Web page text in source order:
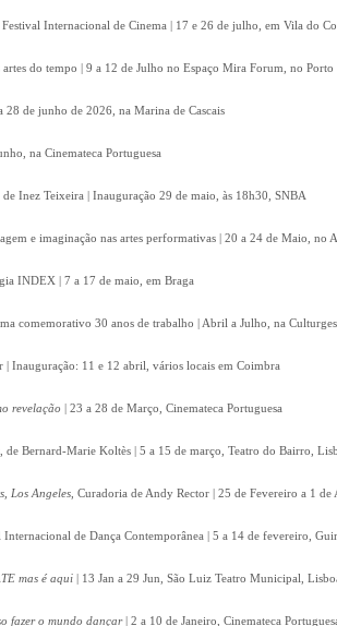
Internacional de Cinema | 17 e 26 de julho, em Vila do
do tempo | 9 a 12 de Julho no Espaço Mira Forum, no Porto
28 de junho de 2026, na Marina de Cascais
na Cinemateca Portuguesa
, de Inez Teixeira | Inauguração 29 de maio, às 18h30, SNBA
e imaginação nas artes performativas | 20 a 24 de Maio, no
INDEX | 7 a 17 de maio, em Braga
comemorativo 30 anos de trabalho | Abril a Julho, na
| Inauguração: 11 e 12 abril, vários locais em Coimbra
revelação | 23 a 28 de Março, Cinemateca Portuguesa
, de Bernard-Marie Koltès | 5 a 15 de março, Teatro do Bairro,
Los Angeles , Curadoria de Andy Rector | 25 de Fevereiro a 1
de Dança Contemporânea | 5 a 14 de fevereiro,
mas é aqui | 13 Jan a 29 Jun, São Luiz Teatro Municipal,
fazer o mundo dançar| 2 a 10 de Janeiro, Cinemateca